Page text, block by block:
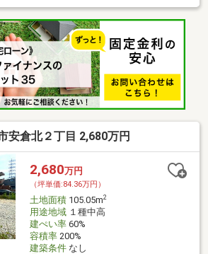
安倉北２丁目 2,680万円
2,680万円
（坪単価:84.36万円）
土地面積105.05m2
用途地域１種中高
建ぺい率60%
容積率200%
建築条件なし